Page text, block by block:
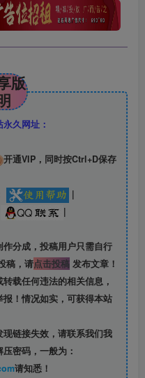
版
久网址：
开通VIP，同时按Ctrl+D保存
|
|
分成，投稿用户只需自行
稿，请点击投稿发布文章！
载任何违法的相关信息，
！情况如实，可获得本站
链接失效，请联系我们我
密码，一般为：
请知悉！